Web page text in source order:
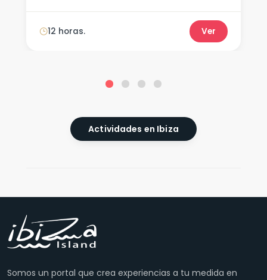
12 horas. Ver
Actividades en Ibiza
Somos un portal que crea experiencias a tu medida en